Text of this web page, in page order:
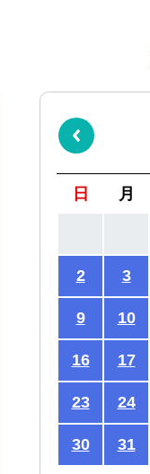
日 月
2 3
9 10
16 17
23 24
30 31